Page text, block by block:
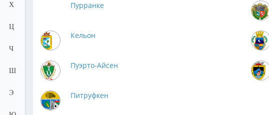
Х
Ц
Ч
Ш
Э
Пурранке
Кельон
Пуэрто-Айсен
Питруфкен